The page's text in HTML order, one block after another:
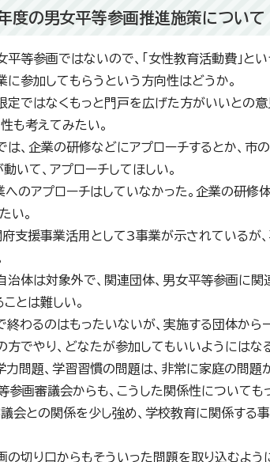
の男女平等参画推進施策について
平等参画ではないので、「女性教育活動費」と
に参加してもらうという方向性はどうか。
定ではなくもっと門戸を広げた方がいいとの
も考えてみたい。
は、企業の研修などにアプローチするとか、
いて、アプローチしてほしい。
へのアプローチはしていなかった。企業の研
い。
支援事業活用として3事業が示されているが
治体は対象外で、関連団体、男女平等参画に
とは難しい。
終わるのはもったいないが、実施する団体から
方でやり、どなたが参加してもいいようにはなる
力問題、学習習慣の問題は、非常に家庭の問
参画審議会からも、こうした関係性について
会との関係を少し強め、学校教育に関係する
の切り口からもそういった問題を取り込むよう